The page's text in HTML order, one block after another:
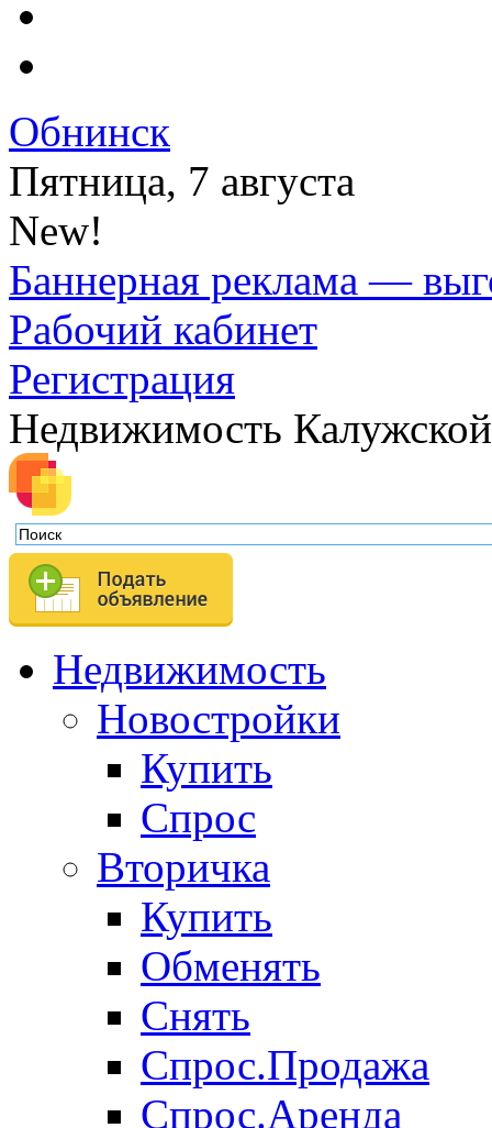
Обнинск
Пятница, 7 августа
New!
Баннерная реклама —
Рабочий кабинет
Регистрация
Недвижимость
Недвижимость
Новостройки
Купить
Спрос
Вторичка
Купить
Обменять
Снять
Спрос.Продажа
Спрос.Аренда